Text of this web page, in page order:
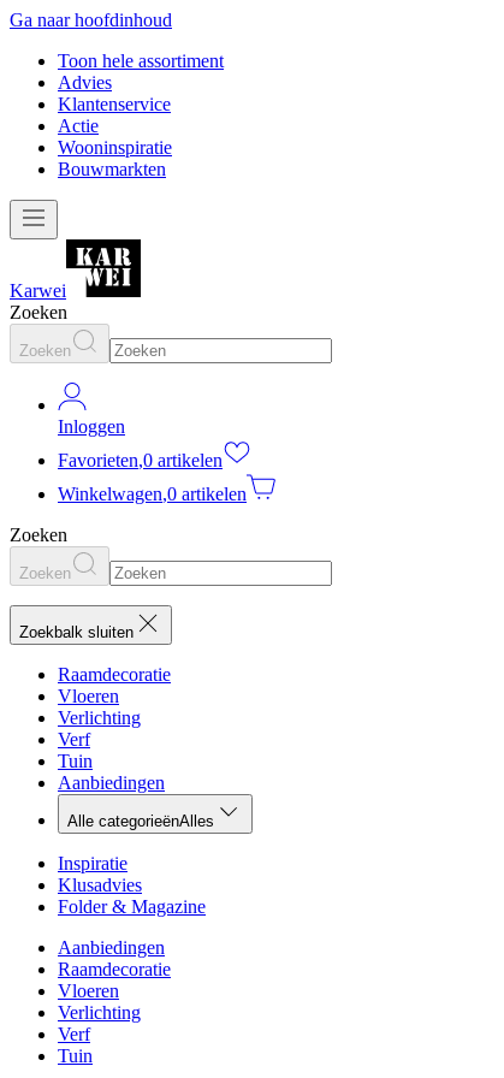
Ga naar hoofdinhoud
Toon hele assortiment
Advies
Klantenservice
Actie
Wooninspiratie
Bouwmarkten
Karwei
Zoeken
Zoeken
Inloggen
Favorieten,0 artikelen
Winkelwagen,0 artikelen
Zoeken
Zoeken
Zoekbalk sluiten
Raamdecoratie
Vloeren
Verlichting
Verf
Tuin
Aanbiedingen
Alle categorieënAlles
Inspiratie
Klusadvies
Folder & Magazine
Aanbiedingen
Raamdecoratie
Vloeren
Verlichting
Verf
Tuin